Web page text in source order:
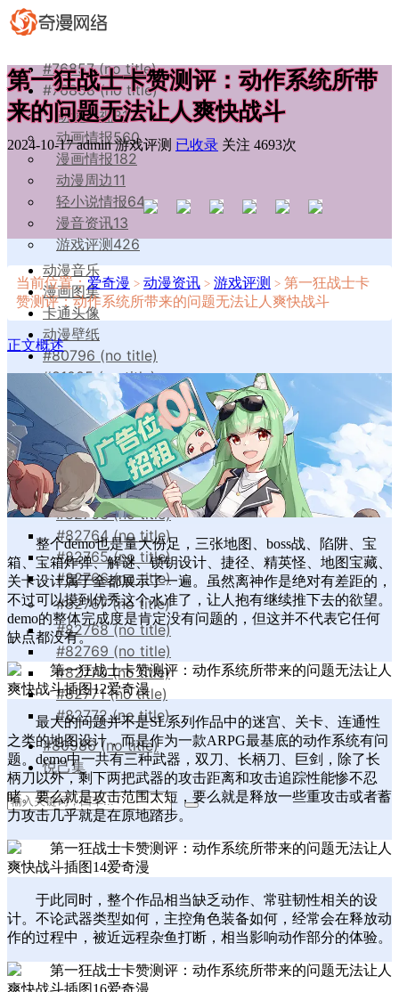
#76857 (no title)
#76858 (no title)
动漫影视81
动画情报560
漫画情报182
动漫周边11
轻小说情报64
漫音资讯13
游戏评测426
动漫音乐
漫画图集
卡通头像
动漫壁纸
#80796 (no title)
#81005 (no title)
#80798 (no title)
#80800 (no title)
#82760 (no title)
#82761 (no title)
#82762 (no title)
#82763 (no title)
#82764 (no title)
#82765 (no title)
#82766 (no title)
#82767 (no title)
#82768 (no title)
#82769 (no title)
#82770 (no title)
#82771 (no title)
#82772 (no title)
#80986 (no title)
悦己集
第一狂战士卡赞测评：动作系统所带
来的问题无法让人爽快战斗
2024-10-17 admin 游戏评测 已收录 关注 4693次
当前位置： 爱奇漫 > 动漫资讯 > 游戏评测 > 第一狂战士卡
赞测评：动作系统所带来的问题无法让人爽快战斗
正文概述
整个demo也是量大份足，三张地图、boss战、陷阱、宝
箱、宝箱炸弹、解谜、锁钥设计、捷径、精英怪、地图宝藏、
关卡设计属于全都展示了一遍。虽然离神作是绝对有差距的，
不过可以摸到优秀这个水准了，让人抱有继续推下去的欲望。
demo的整体完成度是肯定没有问题的，但这并不代表它任何
缺点都没有。
最大的问题并不是SL系列作品中的迷宫、关卡、连通性
之类的地图设计，而是作为一款ARPG最基底的动作系统有问
题。demo中一共有三种武器，双刀、长柄刀、巨剑，除了长
柄刀以外，剩下两把武器的攻击距离和攻击追踪性能惨不忍
睹。要么就是攻击范围太短，要么就是释放一些重攻击或者蓄
力攻击几乎就是在原地踏步。
于此同时，整个作品相当缺乏动作、常驻韧性相关的设
计。不论武器类型如何，主控角色装备如何，经常会在释放动
作的过程中，被近远程杂鱼打断，相当影响动作部分的体验。